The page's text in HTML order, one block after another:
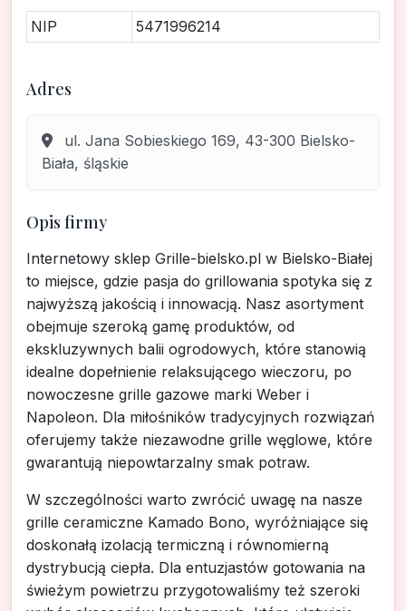
NIP 5471996214
Adres
ul. Jana Sobieskiego 169, 43-300 Bielsko-
Biała, śląskie
Opis firmy
Internetowy sklep Grille-bielsko.pl w Bielsko-Białej
to miejsce, gdzie pasja do grillowania spotyka się z
najwyższą jakością i innowacją. Nasz asortyment
obejmuje szeroką gamę produktów, od
ekskluzywnych balii ogrodowych, które stanowią
idealne dopełnienie relaksującego wieczoru, po
nowoczesne grille gazowe marki Weber i
Napoleon. Dla miłośników tradycyjnych rozwiązań
oferujemy także niezawodne grille węglowe, które
gwarantują niepowtarzalny smak potraw.
W szczególności warto zwrócić uwagę na nasze
grille ceramiczne Kamado Bono, wyróżniające się
doskonałą izolacją termiczną i równomierną
dystrybucją ciepła. Dla entuzjastów gotowania na
świeżym powietrzu przygotowaliśmy też szeroki